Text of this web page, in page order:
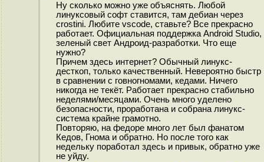
Ну сколько можно уже объяснять. Любой
линуксовый софт ставится, там дебиан через
crostini. Любите vscode, ставьте? Все прекрасно
работает. Официальная поддержка Android Studio,
зеленый свет Андроид-разработки. Что еще
нужно?
Причем здесь интернет? Обычный линукс-
десткоп, только качественный. Невероятно быстр
в сравнении с говногномами, кедами. Ничего
никогда не текёт. Работает прекрасно стабильно
неделями/месяцами. Очень много уделено
безопасности, проработана и собрана линукс-
система крайне грамотно.
Повторяю, на федоре много лет был фанатом
Кедов, Гнома и обратно. Но после того как
недельку поработал здесь и привык, обратно уже
не уйду.